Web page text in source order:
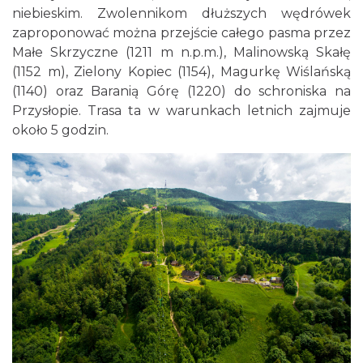
niebieskim. Zwolennikom dłuższych wędrówek
zaproponować można przejście całego pasma przez
Małe Skrzyczne (1211 m n.p.m.), Malinowską Skałę
(1152 m), Zielony Kopiec (1154), Magurkę Wiślańską
(1140) oraz Baranią Górę (1220) do schroniska na
Przysłopie. Trasa ta w warunkach letnich zajmuje
około 5 godzin.